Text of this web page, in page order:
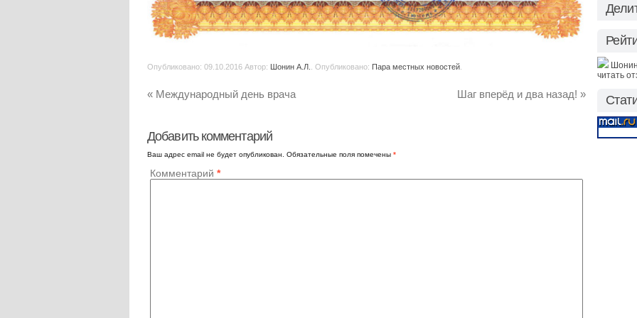
Опубликовано: 09.10.2016 Автор: Шонин А.Л. . Опубликовано: Пара местных новостей
« Международный день врача Шаг вперёд и два назад! »
Добавить комментарий
Ваш адрес email не будет опубликован. Обязательные поля помечены *
Комментарий *
читать